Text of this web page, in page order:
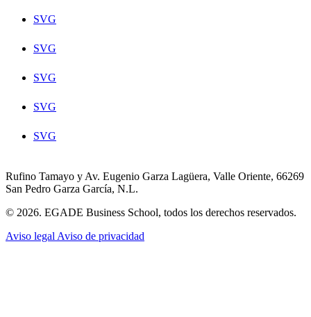
SVG
SVG
SVG
SVG
SVG
Rufino Tamayo y Av. Eugenio Garza Lagüera, Valle Oriente, 66269
San Pedro Garza García, N.L.
© 2026. EGADE Business School, todos los derechos reservados.
Aviso legal Aviso de privacidad